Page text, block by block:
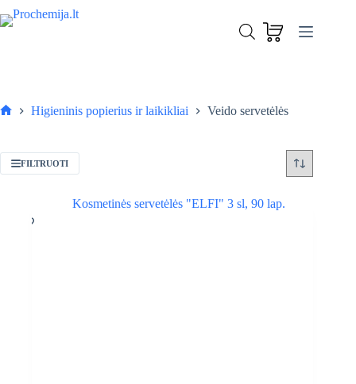
to
Higieninis popierius ir laikikliai Veido servetėlės
FILTRUOTI